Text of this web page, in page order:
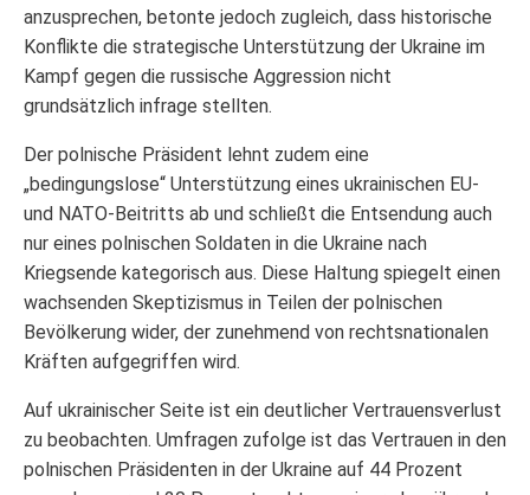
anzusprechen, betonte jedoch zugleich, dass historische
Konflikte die strategische Unterstützung der Ukraine im
Kampf gegen die russische Aggression nicht
grundsätzlich infrage stellten.
Der polnische Präsident lehnt zudem eine
„bedingungslose“ Unterstützung eines ukrainischen EU-
und NATO-Beitritts ab und schließt die Entsendung auch
nur eines polnischen Soldaten in die Ukraine nach
Kriegsende kategorisch aus. Diese Haltung spiegelt einen
wachsenden Skeptizismus in Teilen der polnischen
Bevölkerung wider, der zunehmend von rechtsnationalen
Kräften aufgegriffen wird.
Auf ukrainischer Seite ist ein deutlicher Vertrauensverlust
zu beobachten. Umfragen zufolge ist das Vertrauen in den
polnischen Präsidenten in der Ukraine auf 44 Prozent